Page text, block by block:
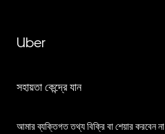
Uber
সহায়তা কেন্দ্রে যান
আমার ব্যক্তিগত তথ্য বিক্রি বা শেয়ার করবেন না